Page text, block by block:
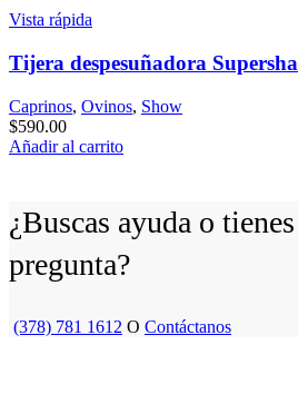
Vista rápida
Tijera despesuñadora
Caprinos, Ovinos, Show
$590.00
Añadir al carrito
¿Buscas ayuda o
pregunta?
(378) 781 1612 O Contáctanos